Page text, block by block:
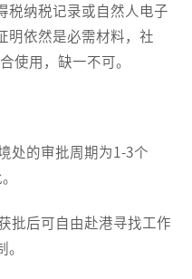
税纳税记录或自然人电子
明依然是必需材料，社
使用，缺一不可。
处的审批周期为1-3个
批后可自由赴港寻找工作
。